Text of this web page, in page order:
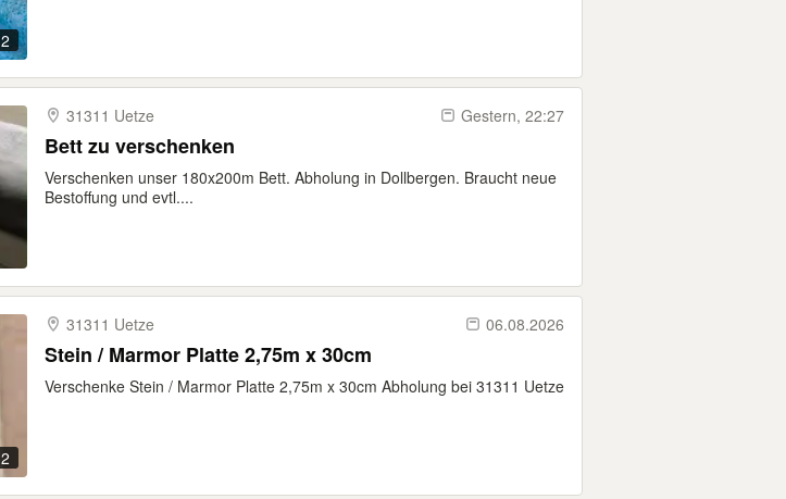
2
31311 Uetze Gestern, 22:27
Bett zu verschenken
Verschenken unser 180x200m Bett. Abholung in Dollbergen. Braucht neue
Bestoffung und evtl....
2
31311 Uetze 06.08.2026
Stein / Marmor Platte 2,75m x 30cm
Verschenke Stein / Marmor Platte 2,75m x 30cm Abholung bei 31311 Uetze